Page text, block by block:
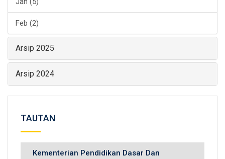
Feb (2)
Arsip 2025
Arsip 2024
TAUTAN
Kementerian Pendidikan Dasar Dan